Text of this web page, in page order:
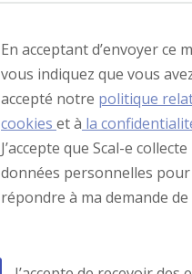
En acceptant d’envoyer ce
vous indiquez que vous
accepté notre politique
cookies et à la
J’accepte que Scal-e collecte
données personnelles pour
répondre à ma demande de